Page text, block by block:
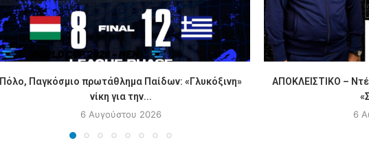
Πόλο, Παγκόσμιο πρωτάθλημα Παίδων: «Γλυκόξινη»
νίκη για την...
6 Αυγούστου 2026
ΑΠΟΚΛΕΙΣΤΙΚΟ –
6